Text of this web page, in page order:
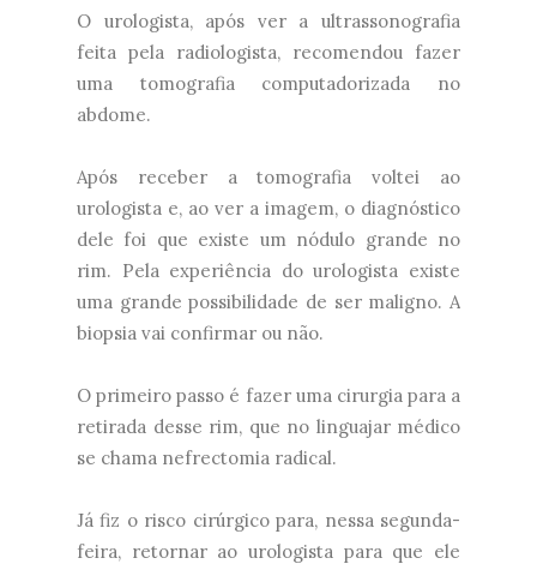
O urologista, após ver a ultrassonografia
feita pela radiologista, recomendou fazer
uma tomografia computadorizada no
abdome.
Após receber a tomografia voltei ao
urologista e, ao ver a imagem, o diagnóstico
dele foi que existe um nódulo grande no
rim. Pela experiência do urologista existe
uma grande possibilidade de ser maligno. A
biopsia vai confirmar ou não.
O primeiro passo é fazer uma cirurgia para a
retirada desse rim, que no linguajar médico
se chama nefrectomia radical.
Já fiz o risco cirúrgico para, nessa segunda-
feira, retornar ao urologista para que ele